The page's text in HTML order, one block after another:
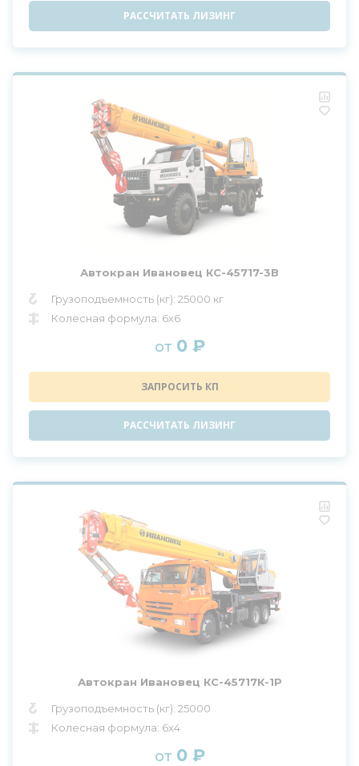
РАССЧИТАТЬ ЛИЗИНГ
Автокран Ивановец КС-45717-3В
Грузоподъемность (кг): 25000 кг
Колесная формула: 6x6
от 0 ₽
ЗАПРОСИТЬ КП
РАССЧИТАТЬ ЛИЗИНГ
Автокран Ивановец КС-45717К-1Р
Грузоподъемность (кг): 25000
Колесная формула: 6x4
от 0 ₽